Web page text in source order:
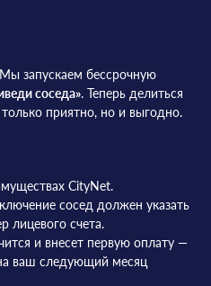
запускаем бессрочную
соседа». Теперь делиться
приятно, но и выгодно.
CityNet.
сосед должен указать
счета.
и внесет первую оплату —
ваш следующий месяц